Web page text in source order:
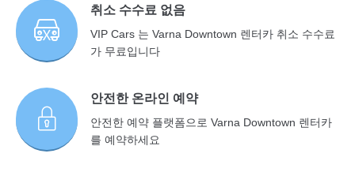
취소 수수료 없음
VIP Cars 는 Varna Downtown 렌터카 취소 수수료
가 무료입니다
안전한 온라인 예약
안전한 예약 플랫폼으로 Varna Downtown 렌터카
를 예약하세요